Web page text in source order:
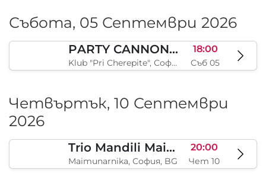
Събота, 05 Септември 2026
Klub "Pri Cherepite", София, BG Съб 05
Четвъртък, 10 Септември